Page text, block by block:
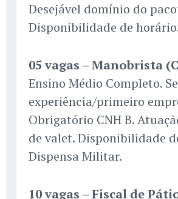
Desejável domínio do
Disponibilidade de
05 vagas – Manobrista
Ensino Médio Completo.
experiência/primeiro
Obrigatório CNH B.
de valet. Disponibilidade
Dispensa Militar.
10 vagas – Fiscal de